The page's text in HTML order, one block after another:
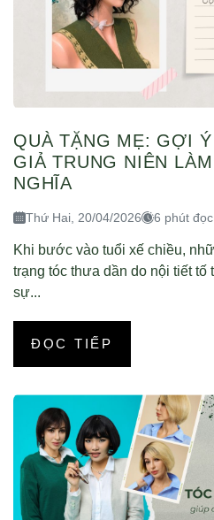
QUÀ TẶNG MẸ: GỢI
GIẢ TRUNG NIÊN
NGHĨA
Thứ Hai, 20/04/2026 6 phút đọc
Khi bước vào tuổi xế chiều,
trạng tóc thưa dần do nội tiết
sự...
ĐỌC TIẾP